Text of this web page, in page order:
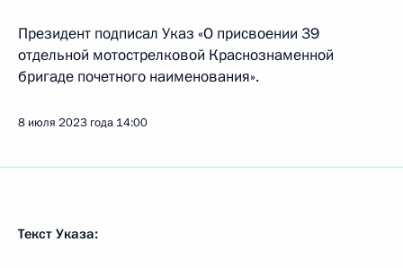
Президент подписал Указ «О присвоении 39
отдельной мотострелковой Краснознаменной
бригаде почетного наименования».
8 июля 2023 года 14:00
Текст Указа: